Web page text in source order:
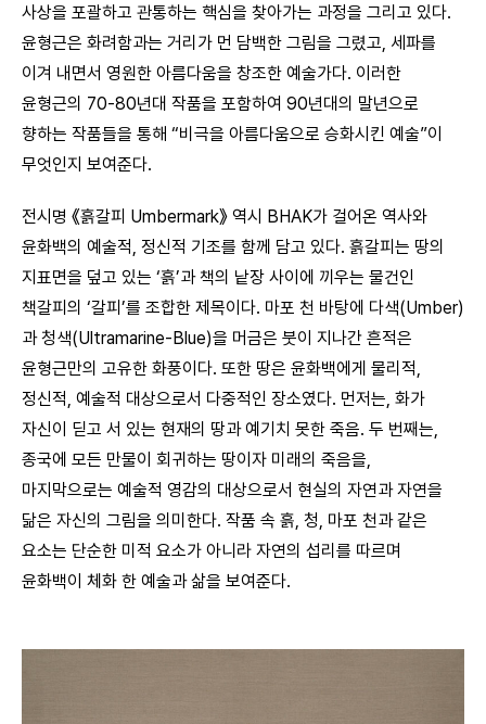
사상을 포괄하고 관통하는 핵심을 찾아가는 과정을 그리고 있다.
윤형근은 화려함과는 거리가 먼 담백한 그림을 그렸고, 세파를
이겨 내면서 영원한 아름다움을 창조한 예술가다. 이러한
윤형근의 70-80년대 작품을 포함하여 90년대의 말년으로
향하는 작품들을 통해 “비극을 아름다움으로 승화시킨 예술”이
무엇인지 보여준다.
전시명 《흙갈피 Umbermark》 역시 BHAK가 걸어온 역사와
윤화백의 예술적, 정신적 기조를 함께 담고 있다. 흙갈피는 땅의
지표면을 덮고 있는 ‘흙’과 책의 낱장 사이에 끼우는 물건인
책갈피의 ‘갈피’를 조합한 제목이다. 마포 천 바탕에 다색(Umber)
과 청색(Ultramarine-Blue)을 머금은 붓이 지나간 흔적은
윤형근만의 고유한 화풍이다. 또한 땅은 윤화백에게 물리적,
정신적, 예술적 대상으로서 다중적인 장소였다. 먼저는, 화가
자신이 딛고 서 있는 현재의 땅과 예기치 못한 죽음. 두 번째는,
종국에 모든 만물이 회귀하는 땅이자 미래의 죽음을,
마지막으로는 예술적 영감의 대상으로서 현실의 자연과 자연을
닮은 자신의 그림을 의미한다. 작품 속 흙, 청, 마포 천과 같은
요소는 단순한 미적 요소가 아니라 자연의 섭리를 따르며
윤화백이 체화 한 예술과 삶을 보여준다.